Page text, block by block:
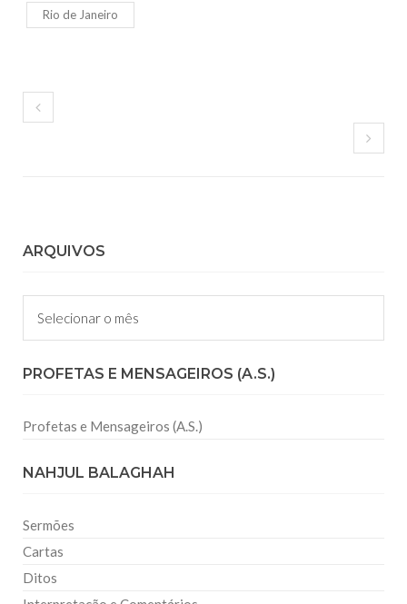
Rio de Janeiro
ARQUIVOS
Arquivos
PROFETAS E MENSAGEIROS (A.S.)
Profetas e Mensageiros (A.S.)
NAHJUL BALAGHAH
Sermões
Cartas
Ditos